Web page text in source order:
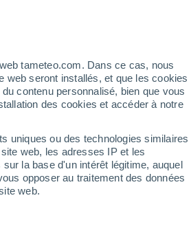
tameteo.com. Dans ce cas, nous
seront installés, et que les cookies
contenu personnalisé, bien que vous
des cookies et accéder à notre
uniques ou des technologies similaires
web, les adresses IP et les
la base d'un intérêt légitime, auquel
opposer au traitement des données
web.
24°
16°
20°